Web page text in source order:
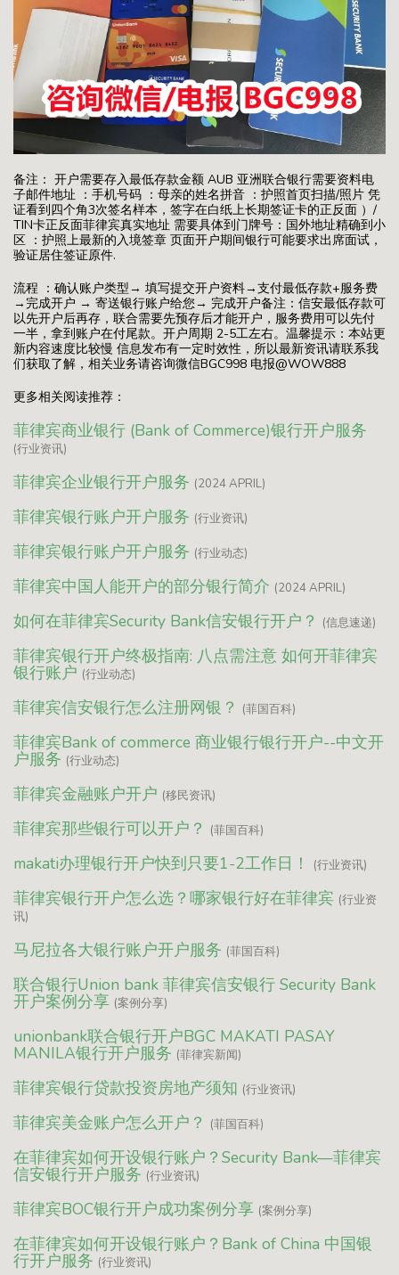
备注： 开户需要存入最低存款金额 AUB 亚洲联合银行需要资料电
子邮件地址 ：手机号码 ：母亲的姓名拼音 ：护照首页扫描/照片 凭
证看到四个角3次签名样本，签字在白纸上长期签证卡的正反面 ）/
TIN卡正反面菲律宾真实地址 需要具体到门牌号：国外地址精确到小
区 ：护照上最新的入境签章 页面开户期间银行可能要求出席面试，
验证居住签证原件.
流程 ：确认账户类型→ 填写提交开户资料→支付最低存款+服务费
→完成开户 → 寄送银行账户给您→ 完成开户备注：信安最低存款可
以先开户后再存，联合需要先预存后才能开户，服务费用可以先付
一半，拿到账户在付尾款。开户周期 2-5工左右。温馨提示：本站更
新内容速度比较慢 信息发布有一定时效性，所以最新资讯请联系我
们获取了解，相关业务请咨询微信BGC998 电报@WOW888
更多相关阅读推荐：
菲律宾商业银行 (Bank of Commerce)银行开户服务
(行业资讯)
菲律宾企业银行开户服务 (2024 APRIL)
菲律宾银行账户开户服务 (行业资讯)
菲律宾银行账户开户服务 (行业动态)
菲律宾中国人能开户的部分银行简介 (2024 APRIL)
如何在菲律宾Security Bank信安银行开户？ (信息速递)
菲律宾银行开户终极指南: 八点需注意 如何开菲律宾
银行账户 (行业动态)
菲律宾信安银行怎么注册网银？ (菲国百科)
菲律宾Bank of commerce 商业银行银行开户--中文开
户服务 (行业动态)
菲律宾金融账户开户 (移民资讯)
菲律宾那些银行可以开户？ (菲国百科)
makati办理银行开户快到只要1-2工作日！ (行业资讯)
菲律宾银行开户怎么选？哪家银行好在菲律宾 (行业资
讯)
马尼拉各大银行账户开户服务 (菲国百科)
联合银行Union bank 菲律宾信安银行 Security Bank
开户案例分享 (案例分享)
unionbank联合银行开户BGC MAKATI PASAY
MANILA银行开户服务 (菲律宾新闻)
菲律宾银行贷款投资房地产须知 (行业资讯)
菲律宾美金账户怎么开户？ (菲国百科)
在菲律宾如何开设银行账户？Security Bank—菲律宾
信安银行开户服务 (行业资讯)
菲律宾BOC银行开户成功案例分享 (案例分享)
在菲律宾如何开设银行账户？Bank of China 中国银
行开户服务 (行业资讯)